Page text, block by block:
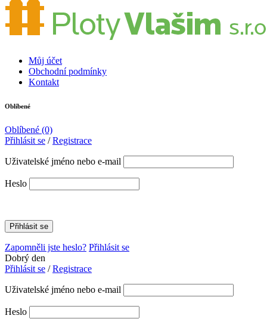
Můj účet
Obchodní podmínky
Kontakt
Oblíbené
Oblíbené (0)
Přihlásit se /Registrace
Uživatelské jméno nebo e-mail
Heslo
Zapomněli jste heslo? Přihlásit se
Dobrý den
Přihlásit se /Registrace
Uživatelské jméno nebo e-mail
Heslo